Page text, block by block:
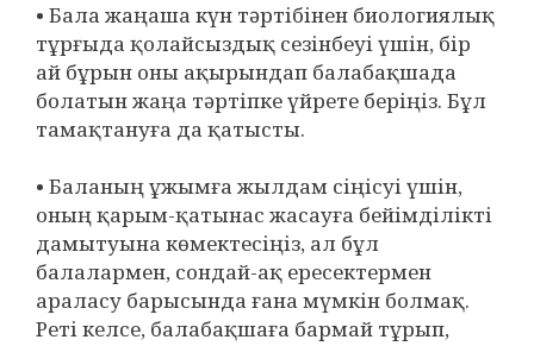
• Бала жаңаша күн тәртібінен биологиялық
тұрғыда қолайсыздық сезінбеуі үшін, бір
ай бұрын оны ақырындап балабақшада
болатын жаңа тәртіпке үйрете беріңіз. Бұл
тамақтануға да қатысты.
• Баланың ұжымға жылдам сіңісуі үшін,
оның қарым-қатынас жасауға бейімділікті
дамытуына көмектесіңіз, ал бұл
балалармен, сондай-ақ ересектермен
араласу барысында ғана мүмкін болмақ.
Реті келсе, балабақшаға бармай тұрып,